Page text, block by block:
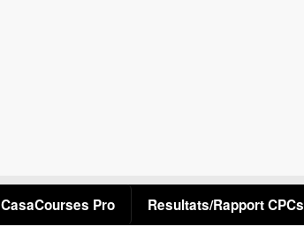
CasaCourses Pro Resultats/Rapport CPCs